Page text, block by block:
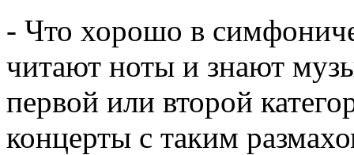
- Что хорошо в
читают ноты и знают
первой или второй
концерты с таким